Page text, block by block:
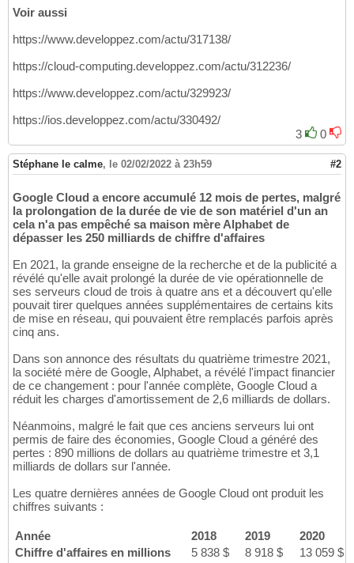
Voir aussi
https://www.developpez.com/actu/317138/
https://cloud-computing.developpez.com/actu/312236/
https://www.developpez.com/actu/329923/
https://ios.developpez.com/actu/330492/
3
0
Stéphane le calme, le 02/02/2022 à 23h59 #2
Google Cloud a encore accumulé 12 mois de pertes, malgré
la prolongation de la durée de vie de son matériel d'un an
cela n'a pas empêché sa maison mère Alphabet de
dépasser les 250 milliards de chiffre d'affaires
En 2021, la grande enseigne de la recherche et de la publicité a
révélé qu'elle avait prolongé la durée de vie opérationnelle de
ses serveurs cloud de trois à quatre ans et a découvert qu'elle
pouvait tirer quelques années supplémentaires de certains kits
de mise en réseau, qui pouvaient être remplacés parfois après
cinq ans.
Dans son annonce des résultats du quatrième trimestre 2021,
la société mère de Google, Alphabet, a révélé l'impact financier
de ce changement : pour l'année complète, Google Cloud a
réduit les charges d'amortissement de 2,6 milliards de dollars.
Néanmoins, malgré le fait que ces anciens serveurs lui ont
permis de faire des économies, Google Cloud a généré des
pertes : 890 millions de dollars au quatrième trimestre et 3,1
milliards de dollars sur l'année.
Les quatre dernières années de Google Cloud ont produit les
chiffres suivants :
Année 2018 2019
2020
Chiffre d'affaires en millions
5 838 $ 8 918 $
13 059 $